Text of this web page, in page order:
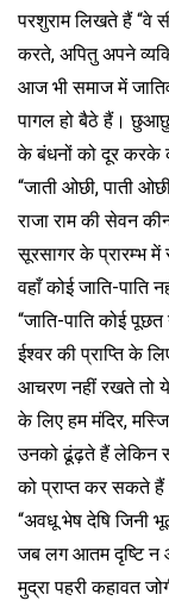
परशुराम लिखते हैं “वे
करते, अपितु अपने
आज भी समाज में
पागल हो बैठे हैं।
के बंधनों को दूर करके
“जाती ओछी, पाती
राजा राम की सेवन
सूरसागर के प्रारम्भ
वहाँ कोई जाति-पाति
“जाति-पाति कोई
ईश्वर की प्राप्ति के
आचरण नहीं रखते तो
के लिए हम मंदिर,
उनको ढूंढ़ते हैं लेकिन
को प्राप्त कर सकते
“अवधू भेष देषि जिनी
जब लग आतम दृष्टि न
मुद्रा पहरी कहावत